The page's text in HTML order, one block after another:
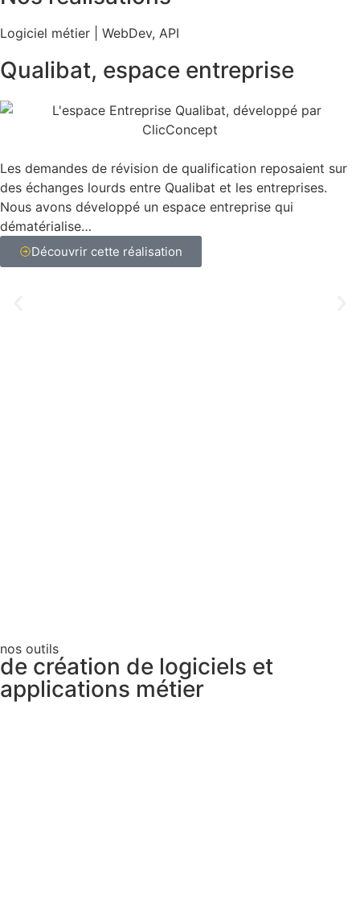
Logiciel métier | WebDev, API
Qualibat, espace entreprise
Les demandes de révision de qualification reposaient sur
des échanges lourds entre Qualibat et les entreprises.
Nous avons développé un espace entreprise qui
dématérialise…
Découvrir cette réalisation
nos outils
de création de logiciels et
applications métier